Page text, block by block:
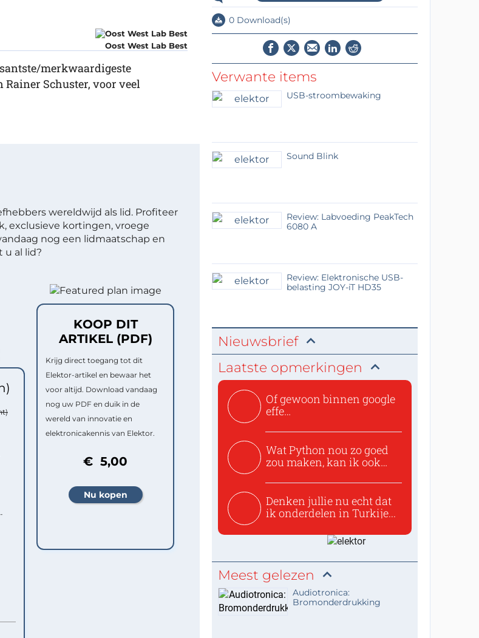
Oost West Lab Best
merkwaardigeste
Schuster, voor veel
wereldwijd als lid. Profiteer
exclusieve kortingen, vroege
nog een lidmaatschap en
u al lid?
KOOP DIT
ARTIKEL (PDF)
Krijg direct toegang tot dit
Elektor-artikel en bewaar het
voor altijd. Download vandaag
nog uw PDF en duik in de
wereld van innovatie en
elektronicakennis van Elektor.
€ 5,00
0 Download(s)
Verwante items
USB-stroombewaking
Sound Blink
Review: Labvoeding PeakTech
6080 A
Review: Elektronische USB-
belasting JOY-iT HD35
Nieuwsbrief
Laatste opmerkingen
Of gewoon binnen google
effe
Wat Python nou zo goed
zou maken, kan ik ook
Denken jullie nu echt dat
ik onderdelen in Turkije...
Meest gelezen
Audiotronica:
Bromonderdrukking